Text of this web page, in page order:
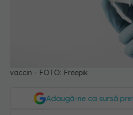
vaccin - FOTO: Freepik
Adaugă-ne ca sursă